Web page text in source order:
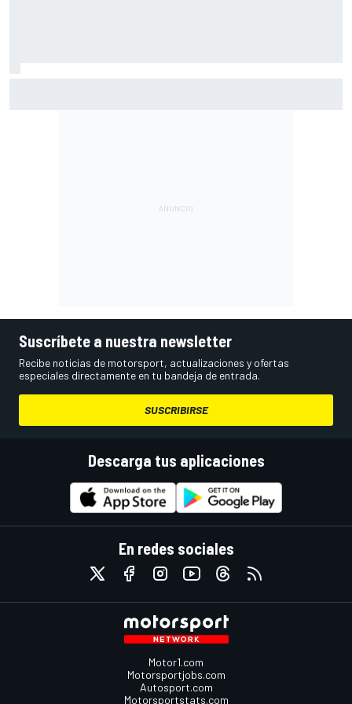
Suscríbete a nuestra newsletter
Recibe noticias de motorsport, actualizaciones y ofertas
especiales directamente en tu bandeja de entrada.
SUSCRIBIRSE
Descarga tus aplicaciones
En redes sociales
Motor1.com
Motorsportjobs.com
Autosport.com
Motorsportstats.com